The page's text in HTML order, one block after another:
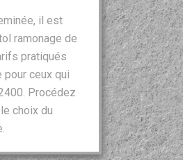
il est
ramonage de
pratiqués
ceux qui
Procédez
choix du